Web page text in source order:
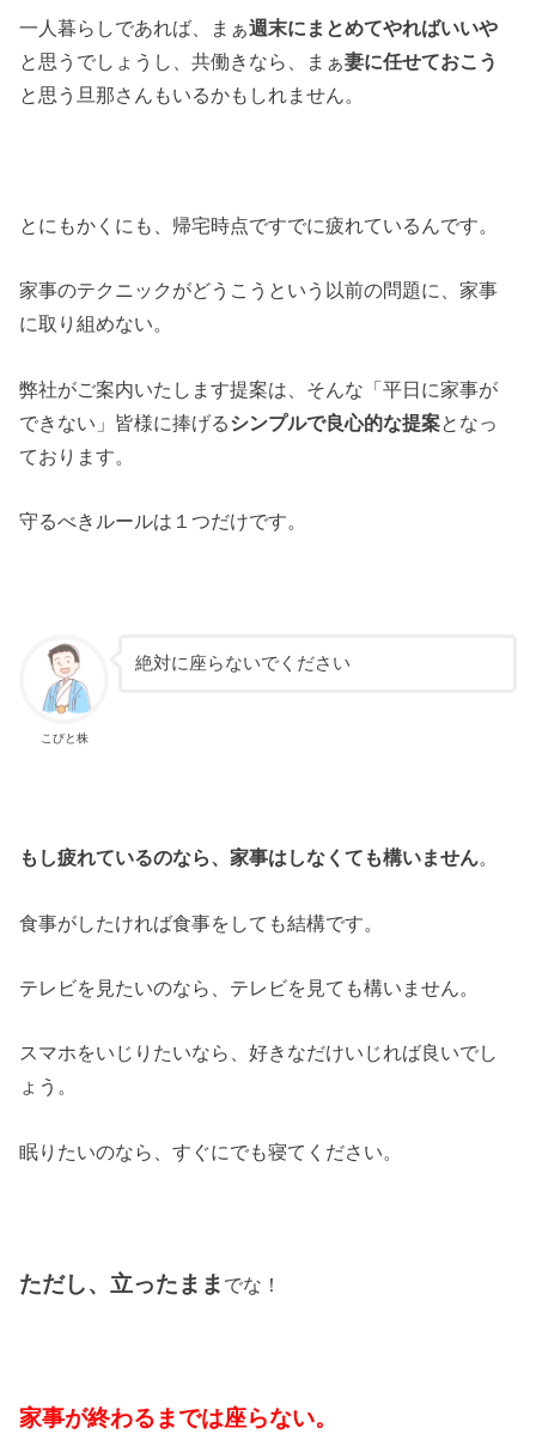
一人暮らしであれば、まぁ週末にまとめてやればいいや
と思うでしょうし、共働きなら、まぁ妻に任せておこう
と思う旦那さんもいるかもしれません。
とにもかくにも、帰宅時点ですでに疲れているんです。
家事のテクニックがどうこうという以前の問題に、家事
に取り組めない。
弊社がご案内いたします提案は、そんな「平日に家事が
できない」皆様に捧げるシンプルで良心的な提案となっ
ております。
守るべきルールは１つだけです。
こびと株
絶対に座らないでください
もし疲れているのなら、家事はしなくても構いません。
食事がしたければ食事をしても結構です。
テレビを見たいのなら、テレビを見ても構いません。
スマホをいじりたいなら、好きなだけいじれば良いでし
ょう。
眠りたいのなら、すぐにでも寝てください。
ただし、立ったまま でな！
家事が終わるまでは座らない。